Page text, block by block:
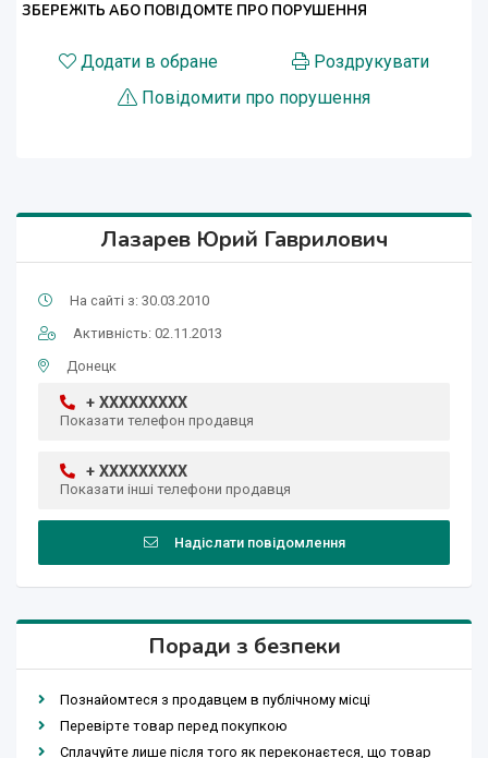
ЗБЕРЕЖІТЬ АБО ПОВІДОМТЕ ПРО ПОРУШЕННЯ
Додати в обране
Роздрукувати
Повідомити про порушення
Лазарев Юрий Гаврилович
На сайті з: 30.03.2010
Активність: 02.11.2013
Донецк
+ XXXXXXXXX
Показати телефон продавця
+ XXXXXXXXX
Показати інші телефони продавця
Надіслати повідомлення
Поради з безпеки
Познайомтеся з продавцем в публічному місці
Перевірте товар перед покупкою
Сплачуйте лише після того як переконаєтеся, що товар